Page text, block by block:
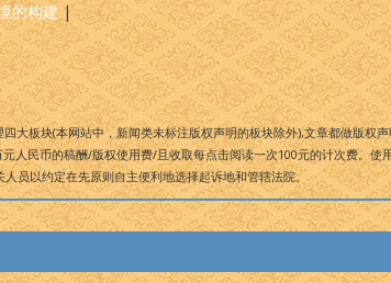
的构建|
大板块(本网站中，新闻类未标注版权声明的板块除外),文章都做版权
人民币的稿酬/版权使用费/且收取每点击阅读一次100元的计次费。
员以约定在先原则自主便利地选择起诉地和管辖法院。